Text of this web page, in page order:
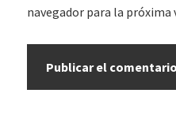
navegador para la próxima